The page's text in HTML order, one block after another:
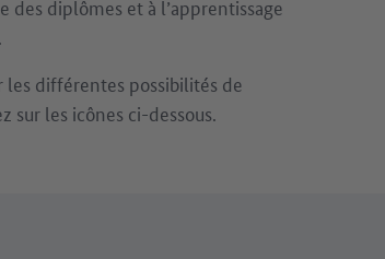
des diplômes et à l’apprentissage
les différentes possibilités de
sur les icônes ci-dessous.